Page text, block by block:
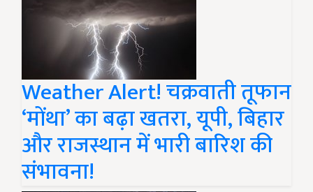
Weather Alert! चक्रवाती तूफान
‘मोंथा’ का बढ़ा खतरा, यूपी, बिहार
और राजस्थान में भारी बारिश की
संभावना!